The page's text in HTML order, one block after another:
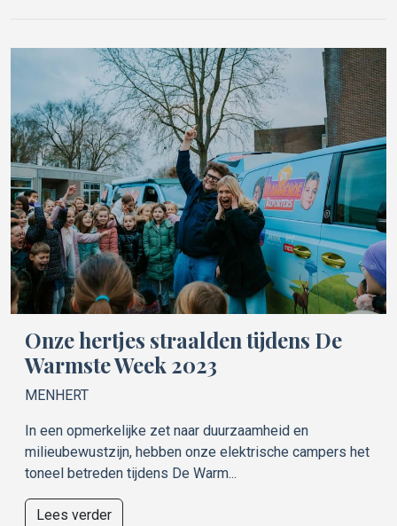
Onze hertjes straalden tijdens De
Warmste Week 2023
MENHERT
In een opmerkelijke zet naar duurzaamheid en
milieubewustzijn, hebben onze elektrische campers het
toneel betreden tijdens De Warm...
Lees verder